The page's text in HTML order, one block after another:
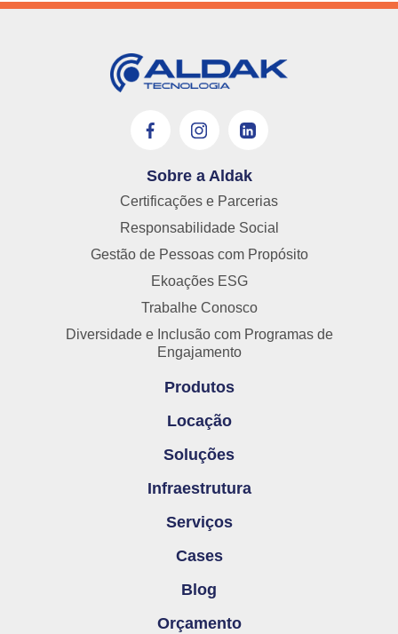
Sobre a Aldak
Certificações e Parcerias
Responsabilidade Social
Gestão de Pessoas com Propósito
Ekoações ESG
Trabalhe Conosco
Diversidade e Inclusão com Programas de
Engajamento
Produtos
Locação
Soluções
Infraestrutura
Serviços
Cases
Blog
Orçamento